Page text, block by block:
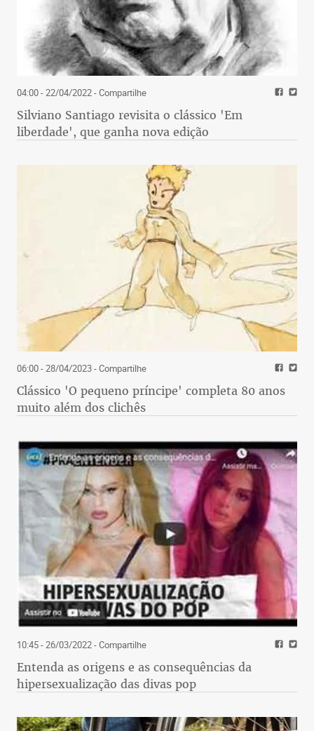
04:00 - 22/04/2022- Compartilhe
Silviano Santiago revisita o clássico 'Em
liberdade', que ganha nova edição
06:00 - 28/04/2023- Compartilhe
Clássico 'O pequeno príncipe' completa 80 anos
muito além dos clichês
10:45 - 26/03/2022- Compartilhe
Entenda as origens e as consequências da
hipersexualização das divas pop